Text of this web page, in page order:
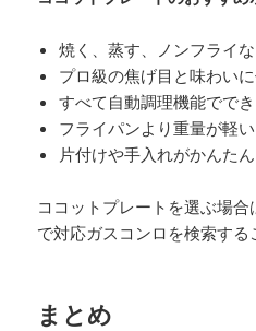
焼く、蒸す、ノンフライ
プロ級の焦げ目と味わい
すべて自動調理機能でで
フライパンより重量が軽い
片付けや手入れがかんたん
ココットプレートを選ぶ場
で対応ガスコンロを検索する
まとめ